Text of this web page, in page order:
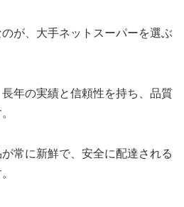
が、大手ネットスーパーを選ぶ
年の実績と信頼性を持ち、品質
常に新鮮で、安全に配達される